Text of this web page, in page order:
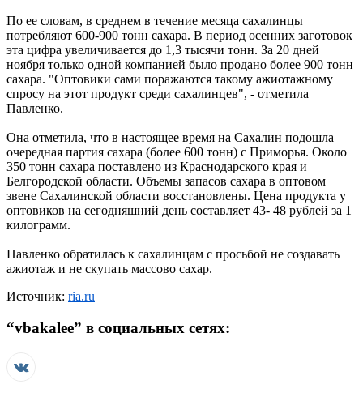
По ее словам, в среднем в течение месяца сахалинцы
потребляют 600-900 тонн сахара. В период осенних заготовок
эта цифра увеличивается до 1,3 тысячи тонн. За 20 дней
ноября только одной компанией было продано более 900 тонн
сахара. "Оптовики сами поражаются такому ажиотажному
спросу на этот продукт среди сахалинцев", - отметила
Павленко.
Она отметила, что в настоящее время на Сахалин подошла
очередная партия сахара (более 600 тонн) с Приморья. Около
350 тонн сахара поставлено из Краснодарского края и
Белгородской области. Объемы запасов сахара в оптовом
звене Сахалинской области восстановлены. Цена продукта у
оптовиков на сегодняшний день составляет 43- 48 рублей за 1
килограмм.
Павленко обратилась к сахалинцам с просьбой не создавать
ажиотаж и не скупать массово сахар.
Источник: ria.ru
“vbakalee” в социальных сетях: